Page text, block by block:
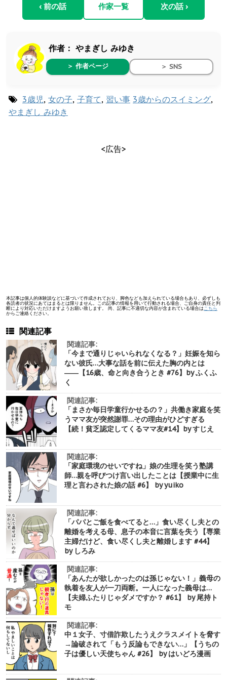
‹ 前の話 作家一覧 次の話 ›
作者： やまぎし みゆき
＞ 作者ページ ＞ SNS
3歳児, 女の子, 子育て, 習い事 3歳からのスイミング,
やまぎし みゆき
<広告>
本記事は個人的体験談などに基づいて作成されており、脚色なども加えられている場合もあり、必ずしも
各読者の状況にあてはまるとは限りません。この記事の情報を用いて行動される場合、ご自身の責任と判
断により対応いただけますようお願い致します。 尚、記事に不適切な内容が含まれている場合は こちら
からご連絡ください。
関連記事
関連記事:
「今まで通りじゃいられなくなる？」妊娠を知ら
ない彼氏…大事な話を前に伝えた胸の内とは
――【16歳、命と向き合うとき #76】by ふくふ
く
関連記事:
「まさか毎日学童行かせるの？」共働き家庭を笑
うママ友が突然謝罪…その理由がひどすぎる
【続！貧乏認定してくるママ友#14】by すじえ
関連記事:
「家庭環境のせいですね」娘の生理を笑う塾講
師…親を呼びつけ言い出したことは【授業中に生
理と言わされた娘の話 #6】 by yuiko
関連記事:
「パパとご飯を食べてると…」食い尽くし夫との
離婚を考える母、息子の本音に言葉を失う【専業
主婦だけど、食い尽くし夫と離婚します #44】
by しろみ
関連記事:
「あんたが欲しかったのは孫じゃない！」義母の
執着を友人が一刀両断。一人になった義母は…
【夫婦ふたりじゃダメですか？ #61】 by 尾持ト
モ
関連記事:
中１女子、寸借詐欺したうえクラスメイトを脅す
→論破されて「もう反論もできない…」【うちの
子は優しい天使ちゃん #26】 by はいどろ漫画